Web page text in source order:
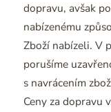
dopravu, avšak
nabízenému
Zboží nabízeli. V
porušíme
s navrácením
Ceny za dopravu